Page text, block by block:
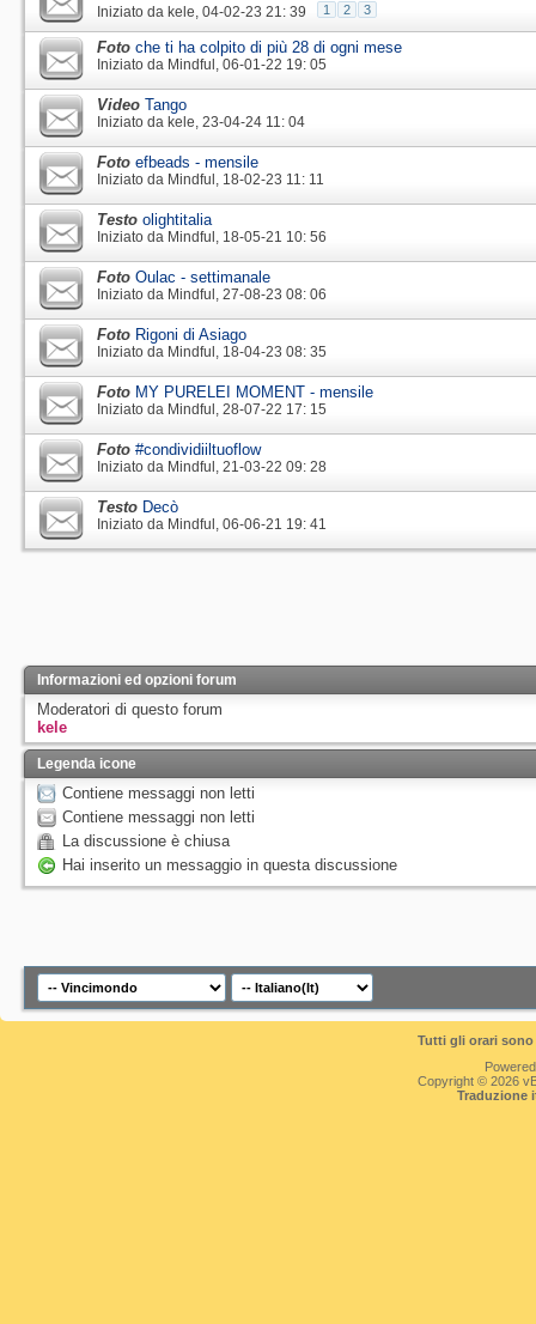
Iniziato da kele‎, 04-02-23 21: 39 1 2 3
Foto che ti ha colpito di più 28 di ogni mese
Iniziato da Mindful‎, 06-01-22 19: 05
Video Tango
Iniziato da kele‎, 23-04-24 11: 04
Foto efbeads - mensile
Iniziato da Mindful‎, 18-02-23 11: 11
Testo olightitalia
Iniziato da Mindful‎, 18-05-21 10: 56
Foto Oulac - settimanale
Iniziato da Mindful‎, 27-08-23 08: 06
Foto Rigoni di Asiago
Iniziato da Mindful‎, 18-04-23 08: 35
Foto MY PURELEI MOMENT - mensile
Iniziato da Mindful‎, 28-07-22 17: 15
Foto #condividiiltuoflow
Iniziato da Mindful‎, 21-03-22 09: 28
Testo Decò
Iniziato da Mindful‎, 06-06-21 19: 41
Informazioni ed opzioni forum
Moderatori di questo forum
kele
Legenda icone
Contiene messaggi non letti
Contiene messaggi non letti
La discussione è chiusa
Hai inserito un messaggio in questa discussione
Tutti gli orari
Copyright © 2026
Traduzione